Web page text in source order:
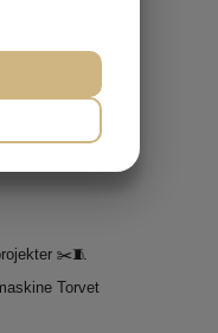
Bestil label her 📦
/ Influencer?
✂️🧵
Torvet